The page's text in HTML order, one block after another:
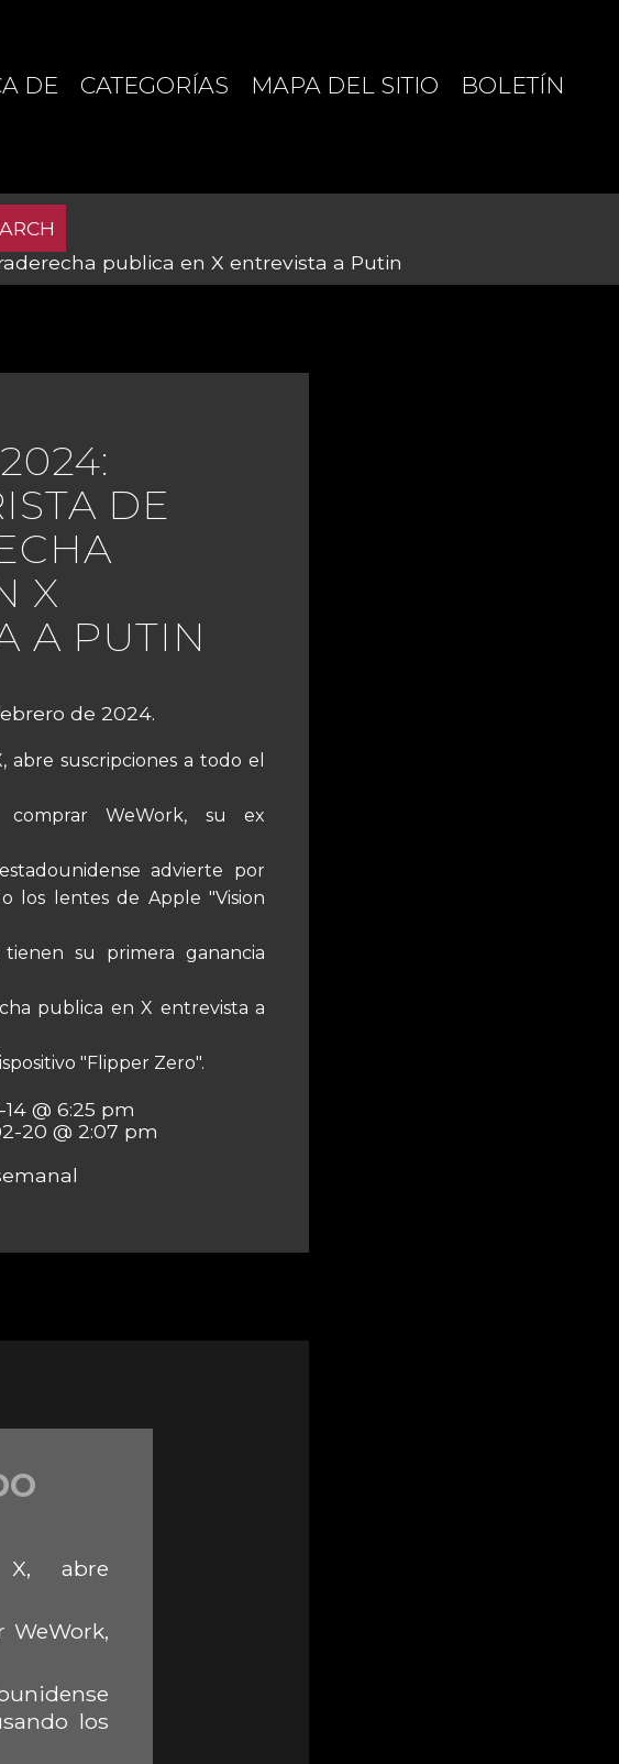
DE CATEGORÍAS MAPA DEL SITIO BOLETÍN
publica en X entrevista a Putin
DE
X
A PUTIN
de 2024.
abre suscripciones a todo el
comprar WeWork, su ex
advierte por
los lentes de Apple "Vision
su primera ganancia
publica en X entrevista a
"Flipper Zero".
@ 6:25 pm
20 @ 2:07 pm
X, abre
los